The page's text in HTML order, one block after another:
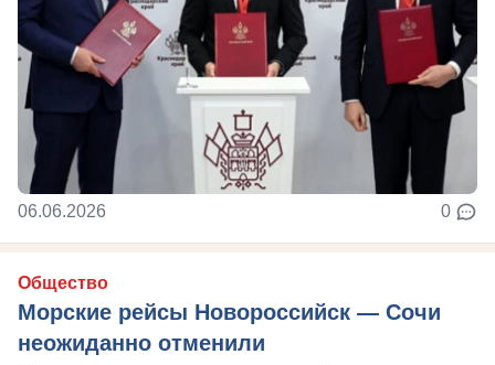
06.06.2026 0
Общество
Морские рейсы Новороссийск — Сочи
неожиданно отменили